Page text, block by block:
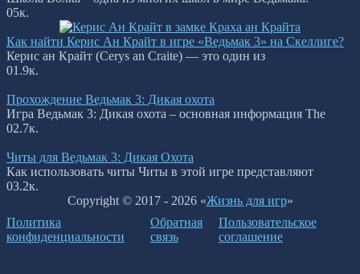
05к.
Как найти Керис Ан Крайт в игре «Ведьмак 3» на Скеллиге?
Керис ан Крайт (Cerys an Craite) — это один из
01.9к.
Прохождение Ведьмак 3: Дикая охота
Игра Ведьмак 3: Дикая охота – основная информация The
02.7к.
Читы для Ведьмак 3: Дикая Охота
Как использовать читы Читы в этой игре представляют
03.2к.
Copyright © 2017 - 2026 «Жизнь для игр»
Политика
конфиденциальности
Обратная
связь
Пользовательское
соглашение